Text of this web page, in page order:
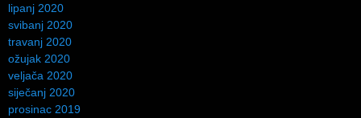
lipanj 2020
svibanj 2020
travanj 2020
ožujak 2020
veljača 2020
siječanj 2020
prosinac 2019